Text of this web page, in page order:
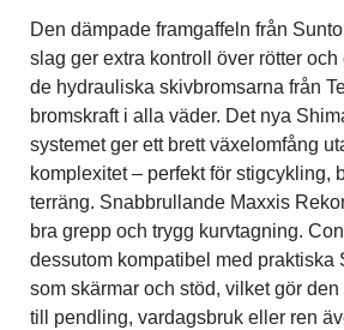
Den dämpade framgaffeln från
slag ger extra kontroll över rötter
de hydrauliska skivbromsarna från
bromskraft i alla väder. Det nya
systemet ger ett brett växelomfång
komplexitet – perfekt för stigcykling,
terräng. Snabbrullande Maxxis
bra grepp och trygg kurvtagning.
dessutom kompatibel med praktiska
som skärmar och stöd, vilket gör
till pendling, vardagsbruk eller ren